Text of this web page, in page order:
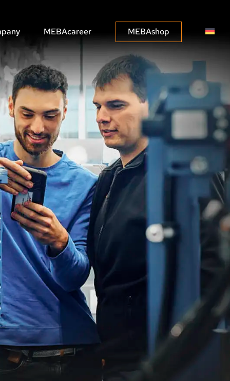
MEBASOLUTIONS
MEBA CONNECT
MEBAcareer MEBAshop